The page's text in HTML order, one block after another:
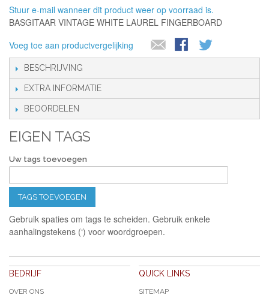
Stuur e-mail wanneer dit product weer op voorraad is.
BASGITAAR VINTAGE WHITE LAUREL FINGERBOARD
Voeg toe aan productvergelijking
BESCHRIJVING
EXTRA INFORMATIE
BEOORDELEN
EIGEN TAGS
Uw tags toevoegen
TAGS TOEVOEGEN
Gebruik spaties om tags te scheiden. Gebruik enkele
aanhalingstekens (‘) voor woordgroepen.
BEDRIJF
OVER ONS
QUICK LINKS
SITEMAP